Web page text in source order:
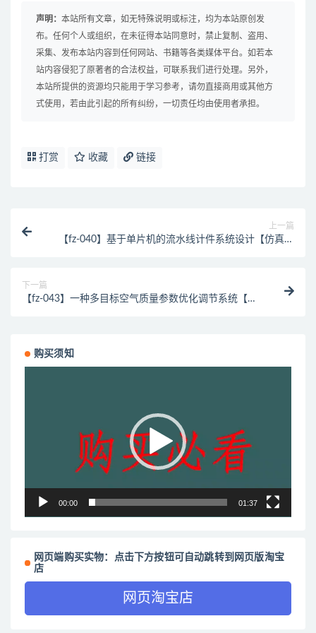
声明： 本站所有文章，如无特殊说明或标注，均为本站原创发
布。任何个人或组织，在未征得本站同意时，禁止复制、盗用、
采集、发布本站内容到任何网站、书籍等各类媒体平台。如若本
站内容侵犯了原著者的合法权益，可联系我们进行处理。另外，
本站所提供的资源均只能用于学习参考，请勿直接商用或其他方
式使用，若由此引起的所有纠纷，一切责任均由使用者承担。
打赏 收藏 链接
上一篇
【fz-040】基于单片机的流水线计件系统设计【仿真设
下一篇
【fz-043】一种多目标空气质量参数优化调节系统【仿
购买须知
00:00 01:37
网页端购买实物：点击下方按钮可自动跳转到网页版淘宝
店
网页淘宝店